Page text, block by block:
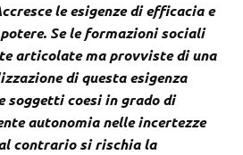
le esigenze di efficacia e
Se le formazioni sociali
articolate ma provviste di una
di questa esigenza
soggetti coesi in grado di
autonomia nelle incertezze
contrario si rischia la